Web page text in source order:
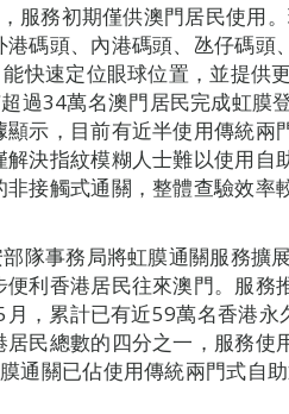
服務初期僅供澳門居民使用
碼頭、內港碼頭、氹仔碼頭
快速定位眼球位置，並提供
過34萬名澳門居民完成虹膜
示，目前有近半使用傳統兩
決指紋模糊人士難以使用自
接觸式通關，整體查驗效率
隊事務局將虹膜通關服務擴
利香港居民往來澳門。服務
，累計已有近59萬名香港永
民總數的四分之一，服務使
通關已佔使用傳統兩門式自